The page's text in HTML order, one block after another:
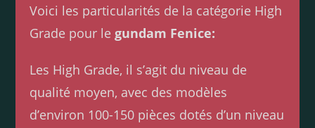
Voici les particularités de la catégorie High
Grade pour le gundam Fenice:
Les High Grade, il s’agit du niveau de
qualité moyen, avec des modèles
d’environ 100-150 pièces dotés d’un niveau